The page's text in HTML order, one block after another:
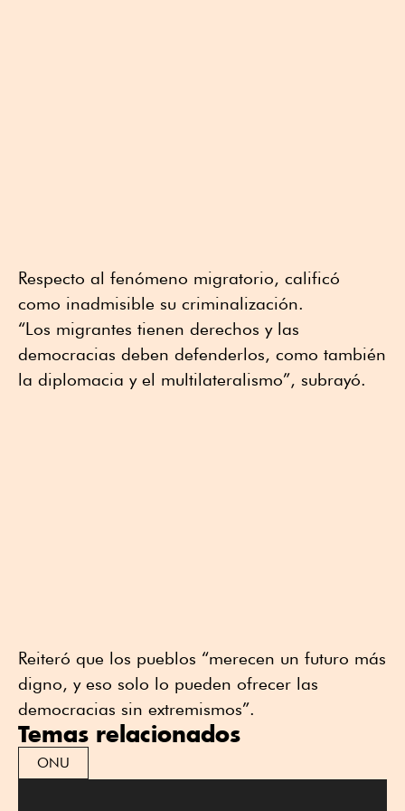
Respecto al fenómeno migratorio, calificó
como inadmisible su criminalización.
“Los migrantes tienen derechos y las
democracias deben defenderlos, como también
la diplomacia y el multilateralismo”, subrayó.
Reiteró que los pueblos “merecen un futuro más
digno, y eso solo lo pueden ofrecer las
democracias sin extremismos”.
Temas relacionados
ONU